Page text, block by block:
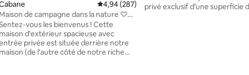
Évaluation moyenne sur la base de 287
4,94 (287)
Maison de campagne dans la nature ♡
Bed & Stilte »vous les bienvenus ! Cette
maison d'extérieur spacieuse avec
privée est située derrière notre
maison (de l'autre côté de notre riche
privé exclusif d’une superficie